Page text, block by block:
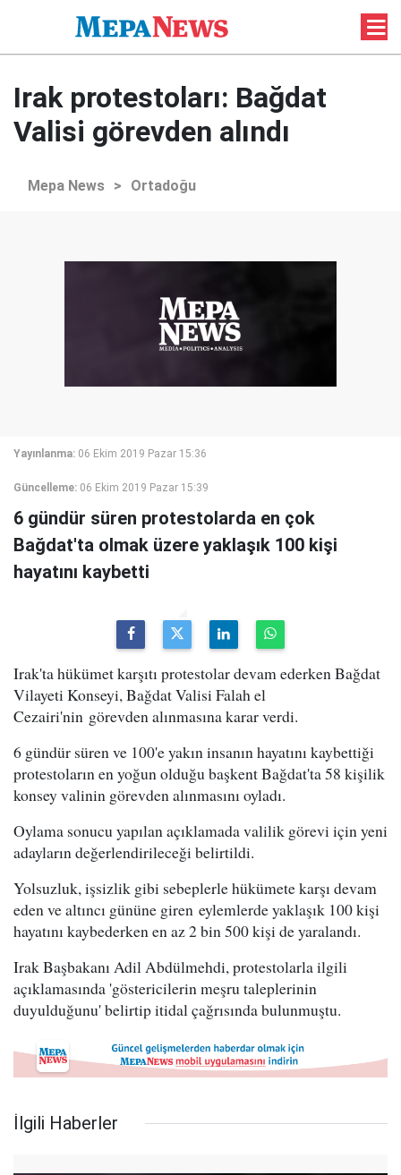
Irak protestoları: Bağdat
Valisi görevden alındı
Mepa News > Ortadoğu
Yayınlanma: 06 Ekim 2019 Pazar 15:36
Güncelleme: 06 Ekim 2019 Pazar 15:39
6 gündür süren protestolarda en çok
Bağdat'ta olmak üzere yaklaşık 100 kişi
hayatını kaybetti
Irak'ta hükümet karşıtı protestolar devam ederken Bağdat
Vilayeti Konseyi, Bağdat Valisi Falah el
Cezairi'nin görevden alınmasına karar verdi.
6 gündür süren ve 100'e yakın insanın hayatını kaybettiği
protestoların en yoğun olduğu başkent Bağdat'ta 58 kişilik
konsey valinin görevden alınmasını oyladı.
Oylama sonucu yapılan açıklamada valilik görevi için yeni
adayların değerlendirileceği belirtildi.
Yolsuzluk, işsizlik gibi sebeplerle hükümete karşı devam
eden ve altıncı gününe giren eylemlerde yaklaşık 100 kişi
hayatını kaybederken en az 2 bin 500 kişi de yaralandı.
Irak Başbakanı Adil Abdülmehdi, protestolarla ilgili
açıklamasında 'göstericilerin meşru taleplerinin
duyulduğunu' belirtip itidal çağrısında bulunmuştu.
İlgili Haberler